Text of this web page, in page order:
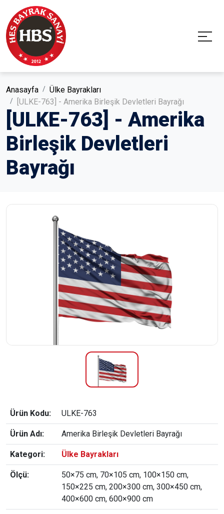
Anasayfa
Ülke Bayrakları
[ULKE-763] - Amerika Birleşik Devletleri Bayrağı
[ULKE-763] - Amerika
Birleşik Devletleri
Bayrağı
Ürün Kodu: ULKE-763
Ürün Adı: Amerika Birleşik Devletleri Bayrağı
Kategori: Ülke Bayrakları
Ölçü:
50×75 cm, 70×105 cm, 100×150 cm,
150×225 cm, 200×300 cm, 300×450 cm,
400×600 cm, 600×900 cm